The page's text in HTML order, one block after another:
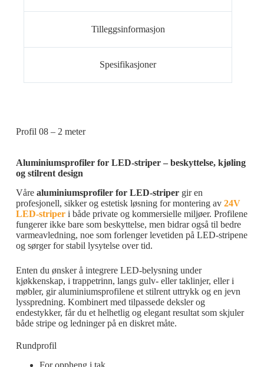
Tilleggsinformasjon
Spesifikasjoner
Profil 08 – 2 meter
Aluminiumsprofiler for LED-striper – beskyttelse, kjøling
og stilrent design
Våre aluminiumsprofiler for LED-stripergir en
profesjonell, sikker og estetisk løsning for montering av 24V
LED-striperi både private og kommersielle miljøer. Profilene
fungerer ikke bare som beskyttelse, men bidrar også til bedre
varmeavledning, noe som forlenger levetiden på LED-stripene
og sørger for stabil lysytelse over tid.
Enten du ønsker å integrere LED-belysning under
kjøkkenskap, i trappetrinn, langs gulv- eller taklinjer, eller i
møbler, gir aluminiumsprofilene et stilrent uttrykk og en jevn
lysspredning. Kombinert med tilpassede deksler og
endestykker, får du et helhetlig og elegant resultat som skjuler
både stripe og ledninger på en diskret måte.
Rundprofil
For oppheng i tak.